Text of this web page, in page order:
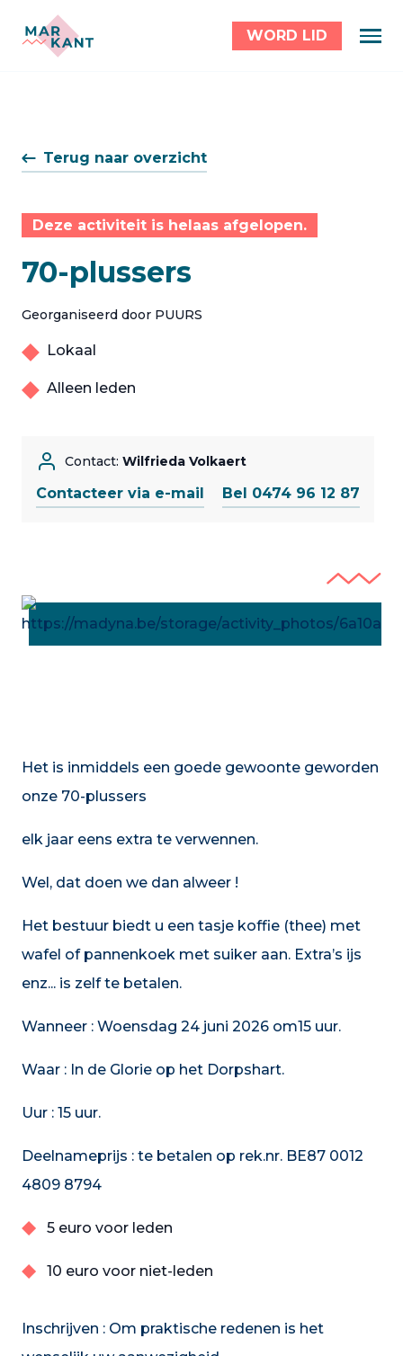
WORD LID
Terug naar overzicht
Deze activiteit is helaas afgelopen.
70-plussers
Georganiseerd door PUURS
Lokaal
Alleen leden
Contact: Wilfrieda Volkaert
Contacteer via e-mail Bel 0474 96 12 87
Het is inmiddels een goede gewoonte geworden
onze 70-plussers
elk jaar eens extra te verwennen.
Wel, dat doen we dan alweer !
Het bestuur biedt u een tasje koffie (thee) met
wafel of pannenkoek met suiker aan. Extra’s ijs
enz... is zelf te betalen.
Wanneer : Woensdag 24 juni 2026 om15 uur.
Waar : In de Glorie op het Dorpshart.
Uur : 15 uur.
Deelnameprijs : te betalen op rek.nr. BE87 0012
4809 8794
5 euro voor leden
10 euro voor niet-leden
Inschrijven : Om praktische redenen is het